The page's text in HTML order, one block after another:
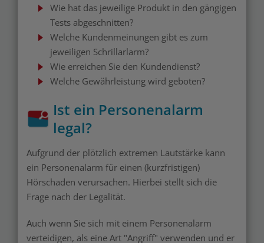
Wie hat das jeweilige Produkt in den gängigen
Tests abgeschnitten?
Welche Kundenmeinungen gibt es zum
jeweiligen Schrillarlarm?
Wie erreichen Sie den Kundendienst?
Welche Gewährleistung wird geboten?
Ist ein Personenalarm
legal?
Aufgrund der plötzlich extremen Lautstärke kann
ein Personenalarm für einen (kurzfristigen)
Hörschaden verursachen. Hierbei stellt sich die
Frage nach der Legalität.
Auch wenn Sie sich mit einem Personenalarm
verteidigen, als eine Art "Angriff" verwenden und er